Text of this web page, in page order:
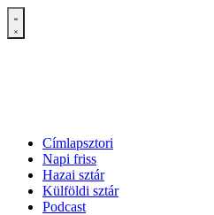
Címlapsztori
Napi friss
Hazai sztár
Külföldi sztár
Podcast